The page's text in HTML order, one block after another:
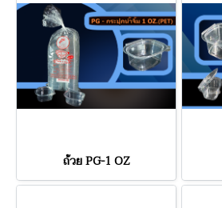
ถ้วย PG-1 OZ